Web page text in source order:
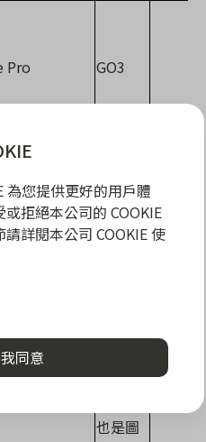
Pro GO3
研發 • AI 降
2.4″ 翻轉觸
幕
磁吸安
裝系統
• 創意
幕的 Ac
d，是充
也是圖
為您提供更好的用戶體
拒絕本公司的 COOKIE
詳閱本公司 COOKIE 使
我同意